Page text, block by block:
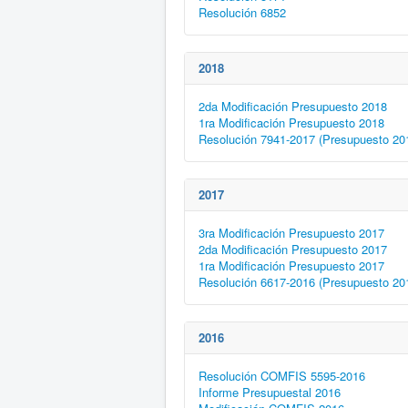
Resolución 6852
2018
2da Modificación Presupuesto 2018
1ra Modificación Presupuesto 2018
Resolución 7941-2017 (Presupuesto
2017
3ra Modificación Presupuesto 2017
2da Modificación Presupuesto 2017
1ra Modificación Presupuesto 2017
Resolución 6617-2016 (Presupuesto
2016
Resolución COMFIS 5595-2016
Informe Presupuestal 2016